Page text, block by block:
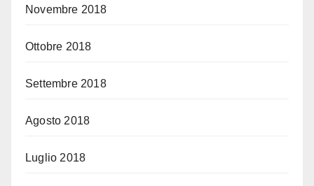
Novembre 2018
Ottobre 2018
Settembre 2018
Agosto 2018
Luglio 2018